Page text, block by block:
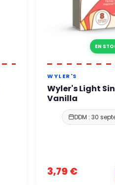
EN
WYLER'S
Wyler's Light
Vanilla
DDM : 30
3,79 €